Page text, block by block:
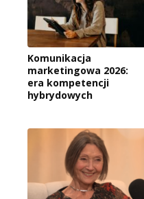
Komunikacja
marketingowa 2026:
era kompetencji
hybrydowych